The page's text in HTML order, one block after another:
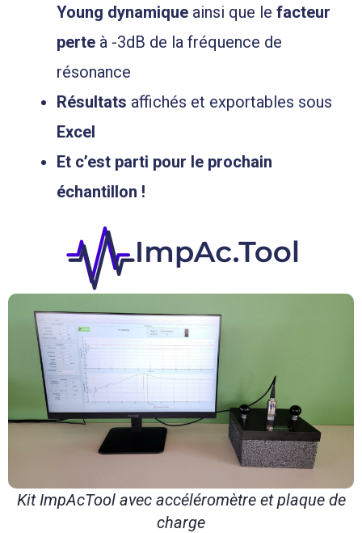
Young dynamique ainsi que le facteur
perte à -3dB de la fréquence de
résonance
Résultats affichés et exportables sous
Excel
Et c’est parti pour le prochain
échantillon !
Kit ImpAcTool avec accéléromètre et plaque de
charge